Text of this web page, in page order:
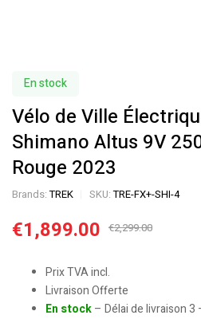
En stock
Vélo de Ville
Shimano Altus 9V
Rouge 2023
Brands:TREK SKU:TRE-FX+-SHI-4
€2,299.00
€1,899.00
Prix TVA incl.
Livraison Offerte
En stock– Délai de livraison